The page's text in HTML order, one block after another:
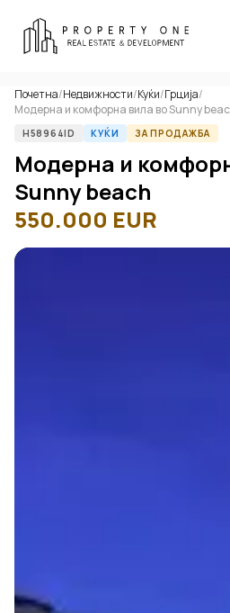
Почетна/Недвижности/Куќи/Грција/
Модерна и комфорна вила во Sunny
H58964ID КУЌИ ЗА ПРОДАЖБА
Модерна и
Sunny beach
550.000 EUR